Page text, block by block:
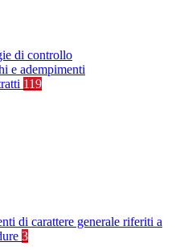
di controllo
e adempimenti
119
di carattere generale riferiti a
3